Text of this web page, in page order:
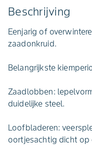
Beschrijving
Eenjarig of
zaadonkruid.
Belangrijkste
Zaadlobben:
duidelijke steel.
Loofbladeren:
oortjesachtig dicht